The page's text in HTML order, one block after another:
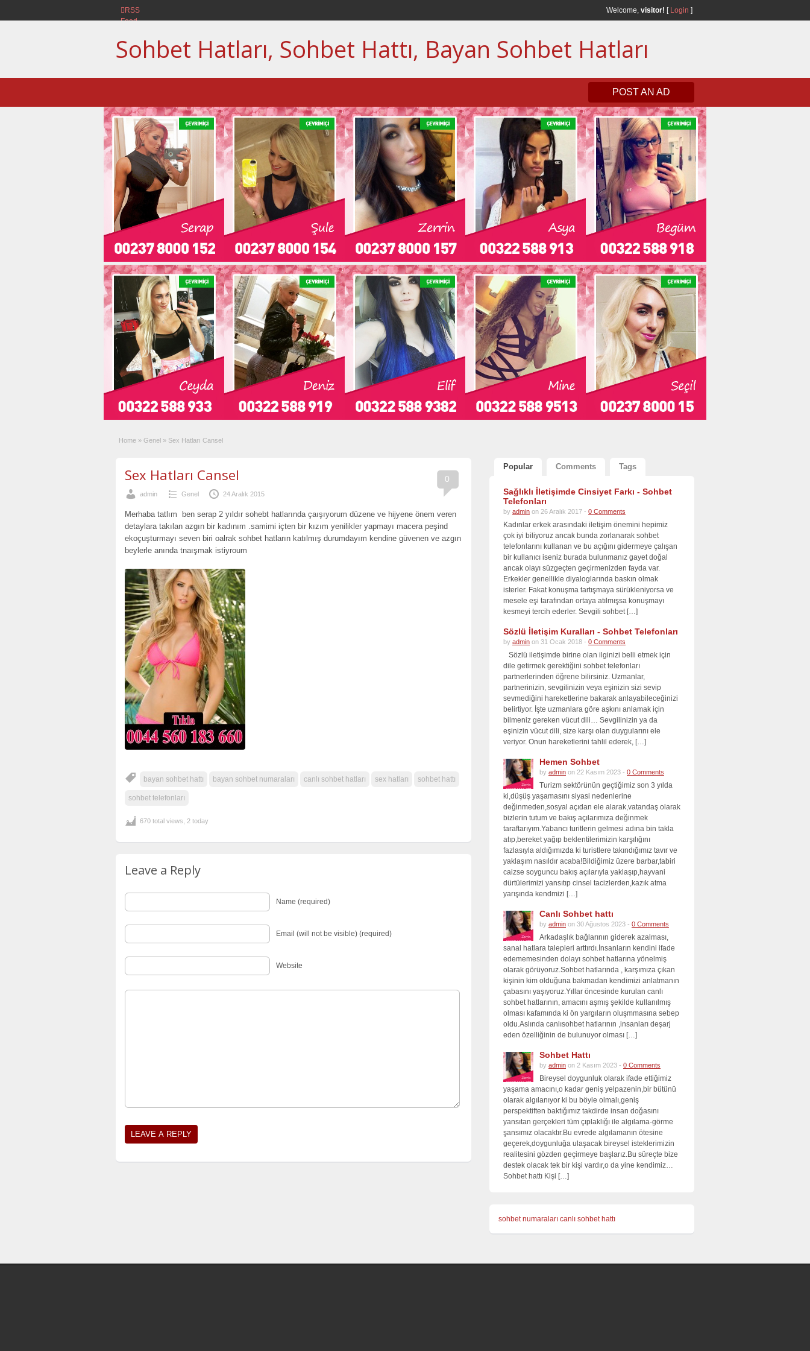
Welcome, visitor! [ Login ]
RSS
Feed
Sohbet Hatları, Sohbet Hattı, Bayan Sohbet Hatları
POST AN AD
Home » Genel » Sex Hatları Cansel
0
Sex Hatları Cansel
admin Genel 24 Aralık 2015
Merhaba tatlım ben serap 2 yıldır sohebt hatlarında çaışıyorum düzene ve hijyene önem veren
detaylara takılan azgın bir kadınım .samimi içten bir kızım yenilikler yapmayı macera peşind
ekoçuşturmayı seven biri oalrak sohbet hatların katılmış durumdayım kendine güvenen ve azgın
beylerle anında tnaışmak istiyroum
bayan sohbet hattı bayan sohbet numaraları canlı sohbet hatları sex hatları sohbet hattı
sohbet telefonları
670 total views, 2 today
Leave a Reply
Name (required)
Email (will not be visible) (required)
Website
Popular Comments Tags
Sağlıklı İletişimde Cinsiyet Farkı - Sohbet
Telefonları
by admin on 26 Aralık 2017 - 0 Comments
Kadınlar erkek arasındaki iletişim önemini hepimiz
çok iyi biliyoruz ancak bunda zorlanarak sohbet
telefonlarını kullanan ve bu açığını gidermeye çalışan
bir kullanıcı iseniz burada bulunmanız gayet doğal
ancak olayı süzgeçten geçirmenizden fayda var.
Erkekler genellikle diyaloglarında baskın olmak
isterler. Fakat konuşma tartışmaya sürükleniyorsa ve
mesele eşi tarafından ortaya atılmışsa konuşmayı
kesmeyi tercih ederler. Sevgili sohbet […]
Sözlü İletişim Kuralları - Sohbet Telefonları
by admin on 31 Ocak 2018 - 0 Comments
Sözlü iletişimde birine olan ilginizi belli etmek için
dile getirmek gerektiğini sohbet telefonları
partnerlerinden öğrene bilirsiniz. Uzmanlar,
partnerinizin, sevgilinizin veya eşinizin sizi sevip
sevmediğini hareketlerine bakarak anlayabileceğinizi
belirtiyor. İşte uzmanlara göre aşkını anlamak için
bilmeniz gereken vücut dili… Sevgilinizin ya da
eşinizin vücut dili, size karşı olan duygularını ele
veriyor. Onun hareketlerini tahlil ederek, […]
Hemen Sohbet
by admin on 22 Kasım 2023 - 0 Comments
Turizm sektörünün geçtiğimiz son 3 yılda
ki,düşüş yaşamasını siyasi nedenlerine
değinmeden,sosyal açıdan ele alarak,vatandaş olarak
bizlerin tutum ve bakış açılarımıza değinmek
taraftarıyım.Yabancı turitlerin gelmesi adına bin takla
atıp,bereket yağıp beklentilerimizin karşılığını
fazlasıyla aldığımızda ki turistlere takındığımız tavır ve
yaklaşım nasıldır acaba!Bildiğimiz üzere barbar,tabiri
caizse soyguncu bakış açılarıyla yaklaşıp,hayvani
dürtülerimizi yansıtıp cinsel tacizlerden,kazık atma
yarışında kendmizi […]
Canlı Sohbet hattı
by admin on 30 Ağustos 2023 - 0 Comments
Arkadaşlık bağlarının giderek azalması,
sanal hatlara talepleri arttırdı.İnsanların kendini ifade
edememesinden dolayı sohbet hatlarına yönelmiş
olarak görüyoruz.Sohbet hatlarında , karşımıza çıkan
kişinin kim olduğuna bakmadan kendimizi anlatmanın
çabasını yaşıyoruz.Yıllar öncesinde kurulan canlı
sohbet hatlarının, amacını aşmış şekilde kullanılmış
olması kafamında ki ön yargıların oluşmmasına sebep
oldu.Aslında canlısohbet hatlarının ,insanları deşarj
eden özelliğinin de bulunuyor olması […]
Sohbet Hattı
by admin on 2 Kasım 2023 - 0 Comments
Bireysel doygunluk olarak ifade ettiğimiz
yaşama amacını,o kadar geniş yelpazenin,bir bütünü
olarak algılanıyor ki bu böyle olmalı,geniş
perspektiften baktığımız takdirde insan doğasını
yansıtan gerçekleri tüm çıplaklığı ile algılama-görme
şansımız olacaktır.Bu evrede algılamanın ötesine
geçerek,doygunluğa ulaşacak bireysel isteklerimizin
realitesini gözden geçirmeye başlarız.Bu süreçte bize
destek olacak tek bir kişi vardır,o da yine kendimiz…
Sohbet hattı Kişi […]
sohbet numaraları canlı sohbet hattı